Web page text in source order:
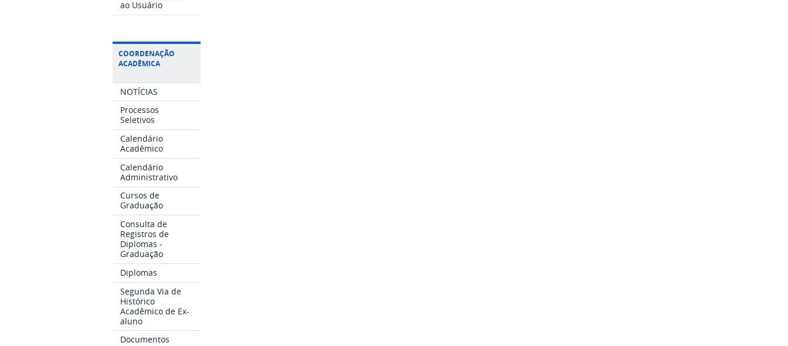
ao Usuário
COORDENAÇÃO
ACADÊMICA
NOTÍCIAS
Processos
Seletivos
Calendário
Acadêmico
Calendário
Administrativo
Cursos de
Graduação
Consulta de
Registros de
Diplomas -
Graduação
Diplomas
Segunda Via de
Histórico
Acadêmico de Ex-
aluno
Documentos